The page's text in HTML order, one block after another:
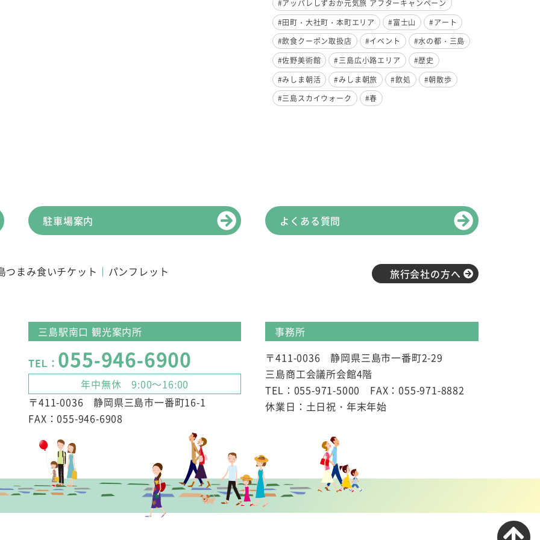
#アッパレしずおか元気旅 アフターキャンペーン
#田町・大社町・本町エリア
#富士山
#アート
#飲食クーポン取扱店
#イベント
#水の都・三島
#佐野美術館
#三島広小路エリア
#歴史
#みしま朝活
#みしま朝旅 #飲処
#朝散歩
#三島スカイウォーク
#春
駐車場案内 よくある質問
つまみ食いチケット パンフレット 旅行会社の方へ
三島駅南口 観光案内所
TEL： 055-946-6900
年中無休 9:00～16:00
〒411-0036 静岡県三島市一番町16-1
FAX：055-946-6908
事務所
〒411-0036 静岡県三島市一番町2-29
三島商工会議所会館4階
TEL：055-971-5000 FAX：055-971-8882
休業日：土日祝・年末年始